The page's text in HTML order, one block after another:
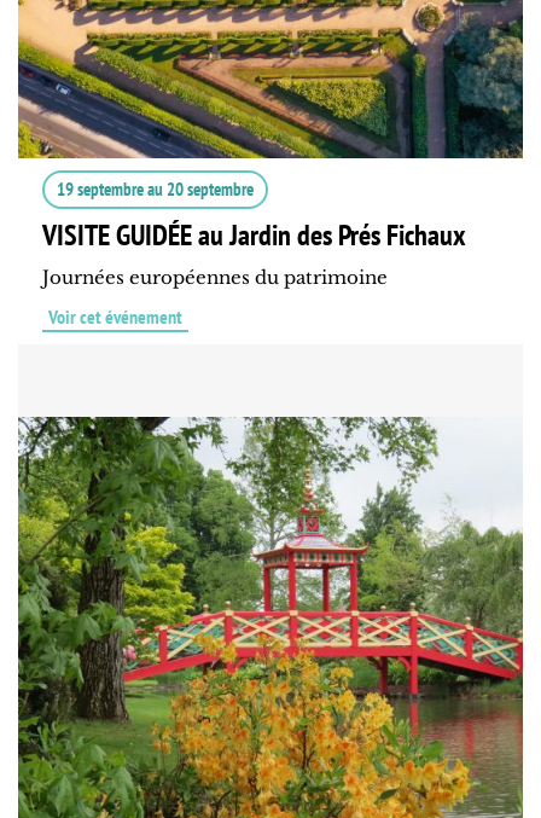
19 septembreau 20 septembre
VISITE GUIDÉE au Jardin des Prés Fichaux
Journées européennes du patrimoine
Voir cet événement